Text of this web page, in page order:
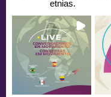
etnias.